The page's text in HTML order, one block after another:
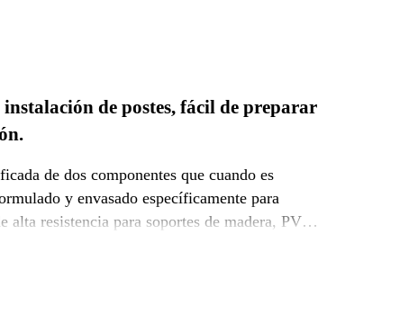
de postes, fácil de preparar
de dos componentes que cuando es
resistencia para soportes de madera, PVC y
tipos de postes.